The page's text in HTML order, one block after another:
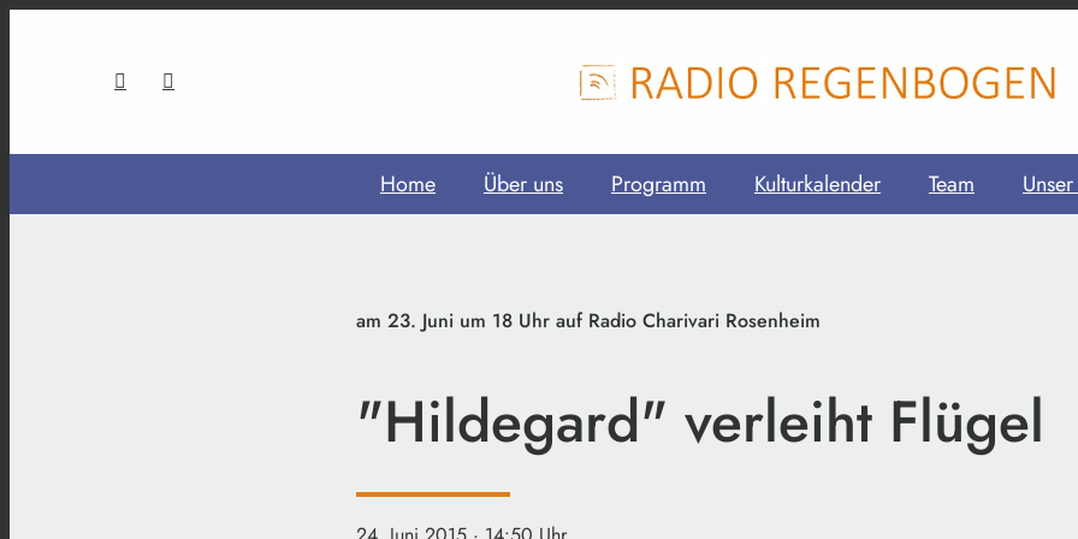
Home Über uns Programm Kulturkalender Team
am 23. Juni um 18 Uhr auf Radio Charivari Rosenheim
"Hildegard" verleiht Flügel